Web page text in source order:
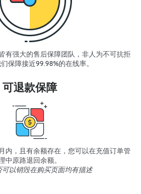
有强大的售后保障团队，非人为不可抗拒
保障接近99.98%的在线率。
可退款保障
内，且有余额存在，您可以在充值订单管
中原路退回余额。
可以销毁在购买页面均有描述